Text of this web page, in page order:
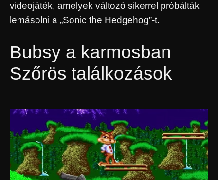
videojáték, amelyek változó sikerrel próbálták
lemásolni a „Sonic the Hedgehog”-t.
Bubsy a karmosban
Szőrös találkozások